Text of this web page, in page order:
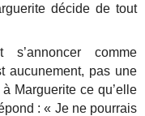
décide de tout
comme
aucunement, pas une
Marguerite ce qu’elle
: « Je ne pourrais